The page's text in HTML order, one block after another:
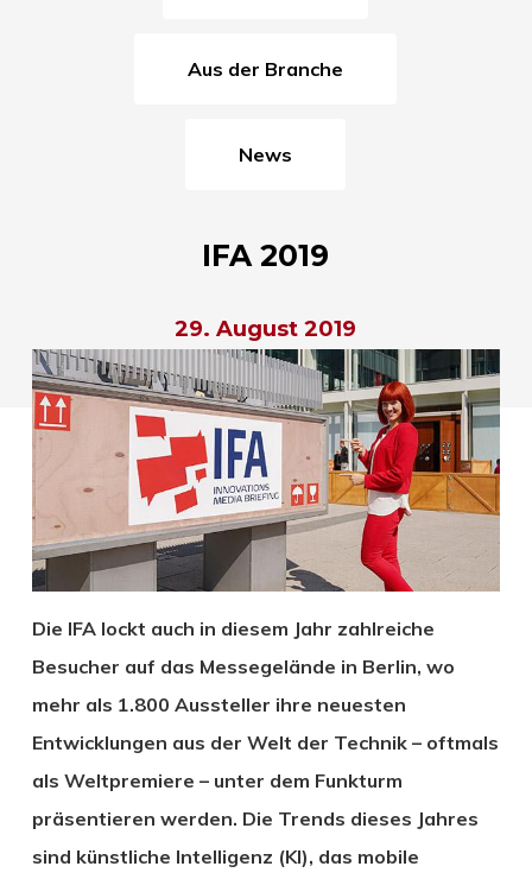
Aus der Branche
News
IFA 2019
29. August 2019
Die IFA lockt auch in diesem Jahr zahlreiche
Besucher auf das Messegelände in Berlin, wo
mehr als 1.800 Aussteller ihre neuesten
Entwicklungen aus der Welt der Technik – oftmals
als Weltpremiere – unter dem Funkturm
präsentieren werden. Die Trends dieses Jahres
sind künstliche Intelligenz (KI), das mobile